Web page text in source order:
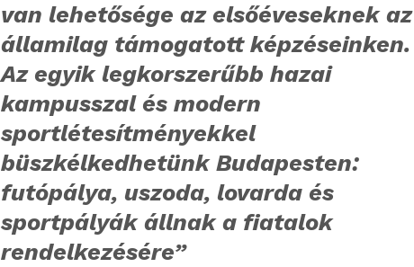
van lehetősége az elsőéveseknek az
államilag támogatott képzéseinken.
Az egyik legkorszerűbb hazai
kampusszal és modern
sportlétesítményekkel
büszkélkedhetünk Budapesten:
futópálya, uszoda, lovarda és
sportpályák állnak a fiatalok
rendelkezésére”